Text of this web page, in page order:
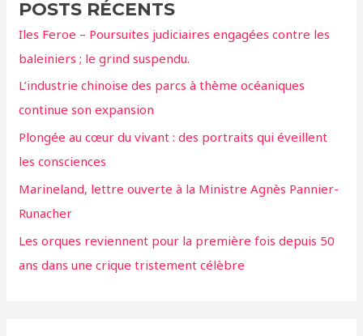
r
c
h
e
r
:
POSTS RÉCENTS
Iles Feroe – Poursuites judiciaires engagées contre les
baleiniers ; le grind suspendu.
L’industrie chinoise des parcs à thème océaniques
continue son expansion
Plongée au cœur du vivant : des portraits qui éveillent
les consciences
Marineland, lettre ouverte à la Ministre Agnès Pannier-
Runacher
Les orques reviennent pour la première fois depuis 50
ans dans une crique tristement célèbre